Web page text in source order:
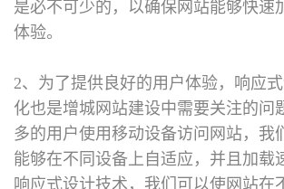
是必不可少的，以确保网站能够快速
体验。
2、为了提供良好的用户体验，响应
化也是增城网站建设中需要关注的问
多的用户使用移动设备访问网站，我
能够在不同设备上自适应，并且加载
响应式设计技术，我们可以使网站在